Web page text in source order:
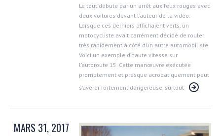
Le tout débute par un arrêt aux feux rouges avec
deux voitures devant l’auteur de la vidéo.
Lorsque ces derniers affichaient verts, un
motocycliste avait carrément décidé de rouler
très rapidement à côté d’un autre automobiliste.
Voici un exemple d’haute vitesse sur
l’autoroute 15. Cette manœuvre exécutée
promptement et presque acrobatiquement peut
s’avérer fortement dangereuse, surtout
MARS 31, 2017